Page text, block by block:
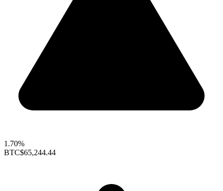
1.70%
BTC$65,244.44